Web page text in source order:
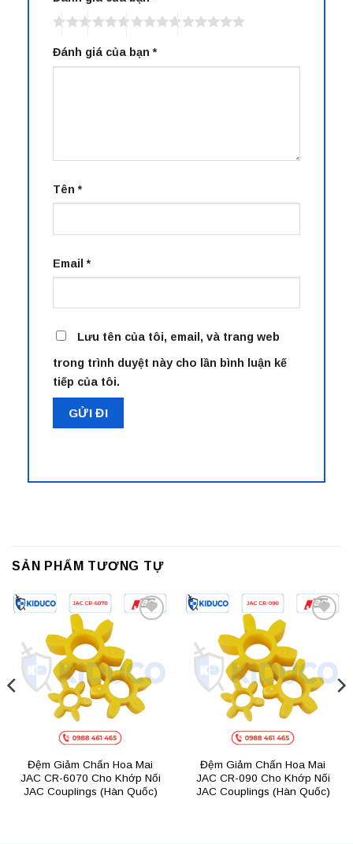
Đánh giá của bạn*
Tên*
Email*
Lưu tên của tôi, email, và trang web
trong trình duyệt này cho lần bình luận kế
tiếp của tôi.
SẢN PHẨM TƯƠNG TỰ
Đệm Giảm Chấn Hoa Mai
JAC CR-6070 Cho Khớp Nối
JAC Couplings (Hàn Quốc)
Đệm Giảm Chấn Hoa Mai
JAC CR-090 Cho Khớp Nối
JAC Couplings (Hàn Quốc)